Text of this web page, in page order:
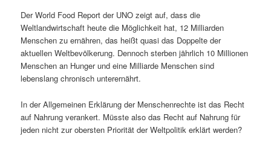
Der World Food Report der UNO zeigt auf, dass die
Weltlandwirtschaft heute die Möglichkeit hat, 12 Milliarden
Menschen zu ernähren, das heißt quasi das Doppelte der
aktuellen Weltbevölkerung. Dennoch sterben jährlich 10 Millionen
Menschen an Hunger und eine Milliarde Menschen sind
lebenslang chronisch unterernährt.
In der Allgemeinen Erklärung der Menschenrechte ist das Recht
auf Nahrung verankert. Müsste also das Recht auf Nahrung für
jeden nicht zur obersten Priorität der Weltpolitik erklärt werden?